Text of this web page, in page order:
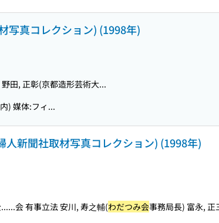
写真コレクション) (1998年)
田, 正彰(京都造形芸術大...
) 媒体:フィ...
新聞社取材写真コレクション) (1998年)
...会 有事立法 安川, 寿之輔(わだつみ会事務局長) 富永,